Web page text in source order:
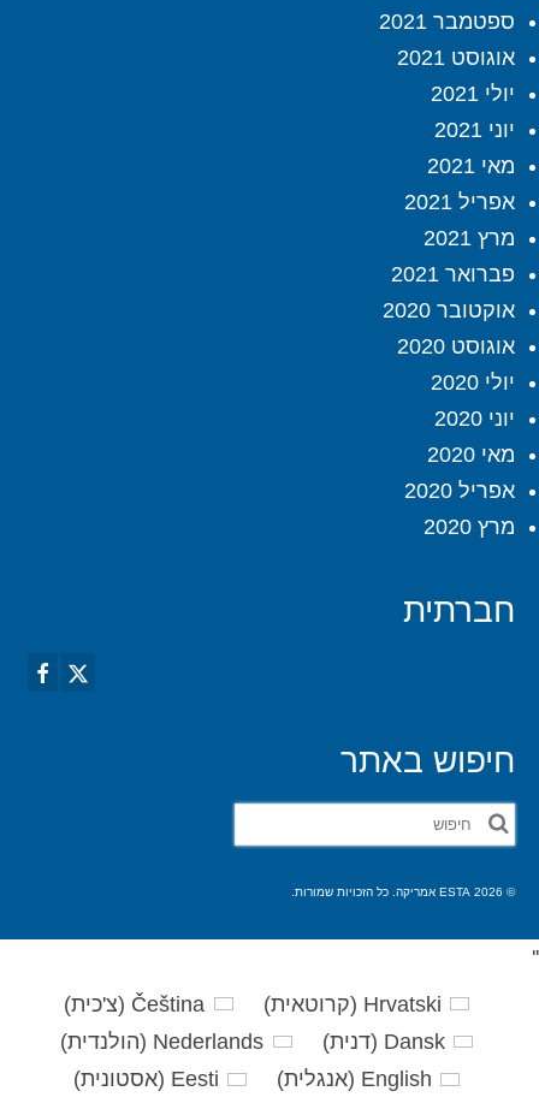
ספטמבר 2021
אוגוסט 2021
יולי 2021
יוני 2021
מאי 2021
אפריל 2021
מרץ 2021
פברואר 2021
אוקטובר 2020
אוגוסט 2020
יולי 2020
יוני 2020
מאי 2020
אפריל 2020
מרץ 2020
חברתית
חיפוש באתר
חפש
את:
© 2026 ESTA אמריקה. כל הזכויות שמורות.
'
'
Hrvatski
(קרוטאית)
Čeština
(צ'כית)
Dansk
(דנית)
Nederlands
(הולנדית)
English
(אנגלית)
Eesti
(אסטונית)